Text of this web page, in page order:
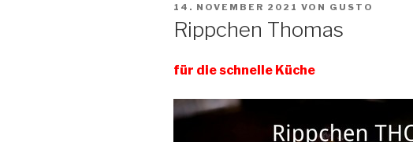
VERÖFFENTLICHT
14. NOVEMBER 2021 VON GUSTO
Rippchen Thomas
für die schnelle Küche